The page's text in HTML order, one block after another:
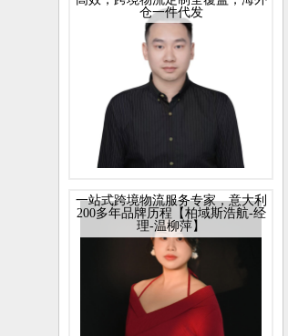
仓一件代发
一站式跨境物流服务专家，意大利
200多年品牌历程【柏域斯浩航-经
理-温柳萍】